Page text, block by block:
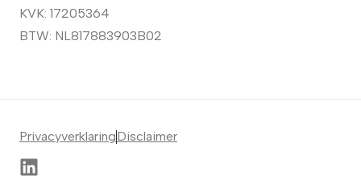
KVK: 17205364
BTW: NL817883903B02
PrivacyverklaringDisclaimer